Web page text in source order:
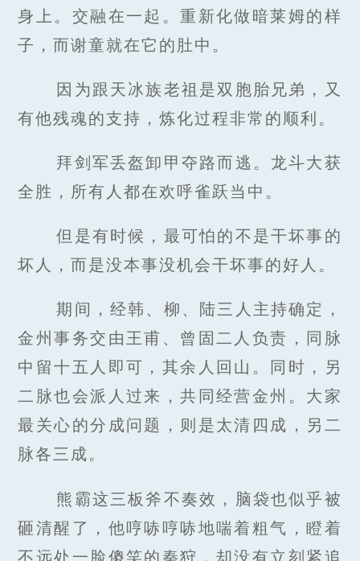
身上。交融在一起。重新化做暗莱姆的样
子，而谢童就在它的肚中。
因为跟天冰族老祖是双胞胎兄弟，又
有他残魂的支持，炼化过程非常的顺利。
拜剑军丢盔卸甲夺路而逃。龙斗大获
全胜，所有人都在欢呼雀跃当中。
但是有时候，最可怕的不是干坏事的
坏人，而是没本事没机会干坏事的好人。
期间，经韩、柳、陆三人主持确定，
金州事务交由王甫、曾固二人负责，同脉
中留十五人即可，其余人回山。同时，另
二脉也会派人过来，共同经营金州。大家
最关心的分成问题，则是太清四成，另二
脉各三成。
熊霸这三板斧不奏效，脑袋也似乎被
砸清醒了，他哼哧哼哧地喘着粗气，瞪着
不远处一脸傻笑的秦狩，却没有立刻紧追